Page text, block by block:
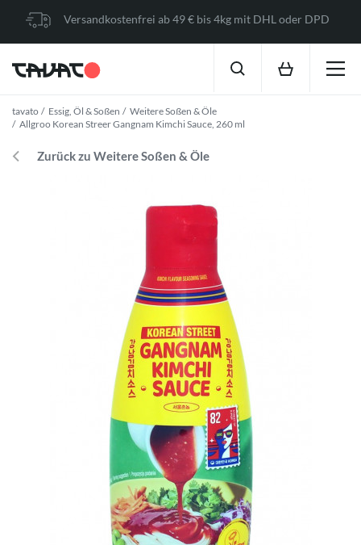
Versandkostenfrei ab 49 € bis 4kg mit DHL oder DPD
tavato Essig, Öl & Soßen
Weitere Soßen & Öle
Allgroo Korean Streer Gangnam Kimchi Sauce, 260 ml
Zurück zu Weitere Soßen & Öle